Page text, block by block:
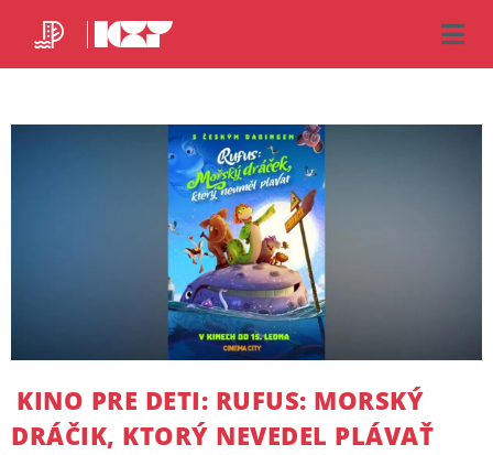
KINO PRE DETI: RUFUS: MORSKÝ
DRÁČIK, KTORÝ NEVEDEL PLÁVAŤ